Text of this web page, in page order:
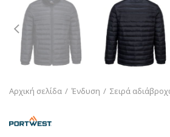
Αρχική σελίδα Ένδυση Σειρά